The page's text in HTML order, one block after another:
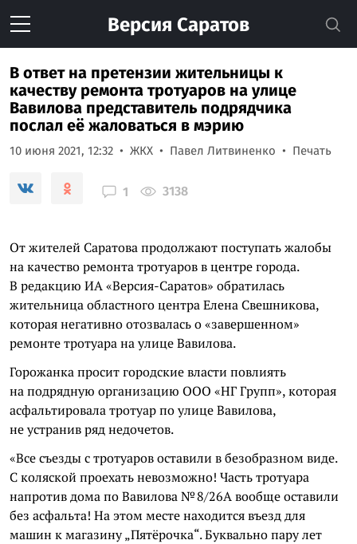
Версия Саратов
В ответ на претензии жительницы к
качеству ремонта тротуаров на улице
Вавилова представитель подрядчика
послал её жаловаться в мэрию
10 июня 2021, 12:32 ЖКХ Павел Литвиненко Печать
1 3138
От жителей Саратова продолжают поступать жалобы
на качество ремонта тротуаров в центре города.
В редакцию ИА «Версия-Саратов» обратилась
жительница областного центра Елена Свешникова,
которая негативно отозвалась о «завершенном»
ремонте тротуара на улице Вавилова.
Горожанка просит городские власти повлиять
на подрядную организацию ООО «НГ Групп», которая
асфальтировала тротуар по улице Вавилова,
не устранив ряд недочетов.
«Все съезды с тротуаров оставили в безобразном виде.
С коляской проехать невозможно! Часть тротуара
напротив дома по Вавилова № 8/26А вообще оставили
без асфальта! На этом месте находится въезд для
машин к магазину „Пятёрочка“. Буквально пару лет